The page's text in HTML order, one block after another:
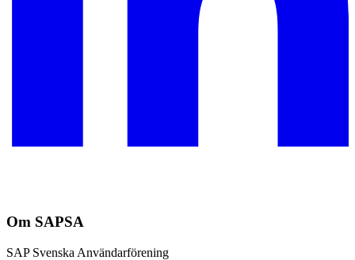
Om SAPSA
SAP Svenska Användarförening